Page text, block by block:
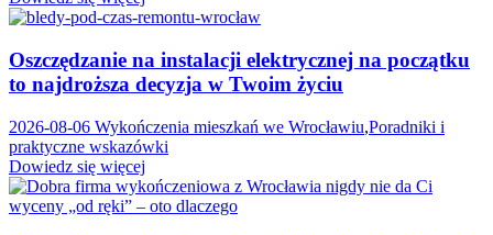
Oszczędzanie na instalacji elektrycznej na początku
to najdroższa decyzja w Twoim życiu
2026-08-06 Wykończenia mieszkań we Wrocławiu,Poradniki i
praktyczne wskazówki
Dowiedz się więcej